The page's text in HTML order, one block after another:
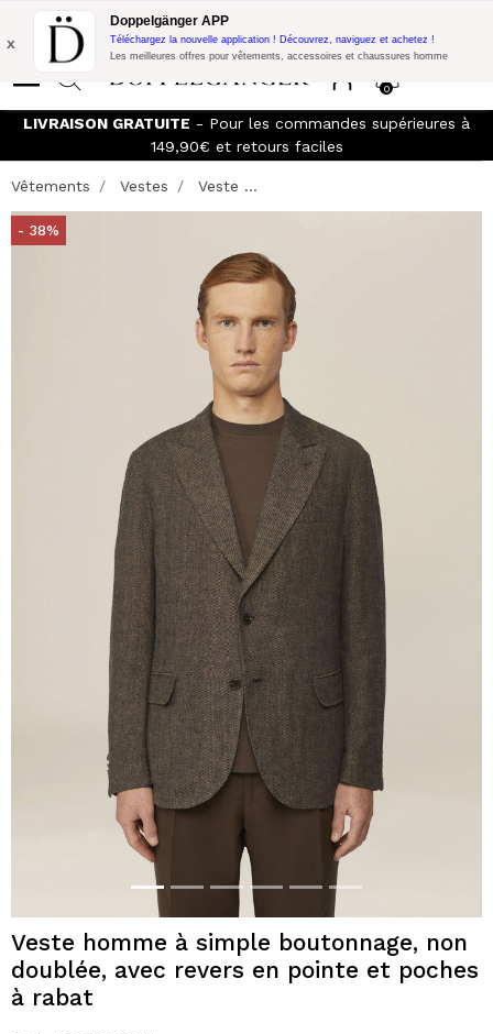
Promo Flash: 10% de réduction supplémentaire sur 300€ d'achat
avec le code:
0
x
Doppelgänger APP
Téléchargez la nouvelle application ! Découvrez, naviguez et achetez !
Les meilleures offres pour vêtements, accessoires et chaussures homme
LIVRAISON GRATUITE - Pour les commandes supérieures à
149,90€ et retours faciles
Vêtements Vestes Veste ...
- 38%
Veste homme à simple boutonnage, non
doublée, avec revers en pointe et poches
à rabat